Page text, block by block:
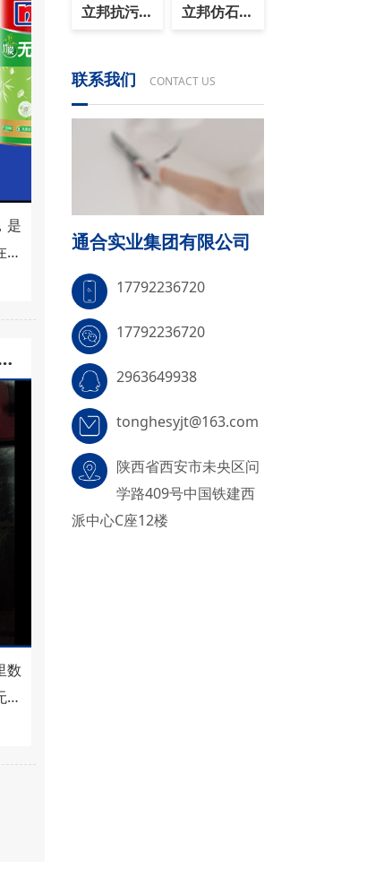
是
市
这
数
立邦抗污乳
果图之（上
海新虹桥国
立邦仿石漆
案例效果图
片之（滁州
联系我们 CONTACT US
通合实业集团有限公司
17792236720
17792236720
2963649938
tonghesyjt@163.com
陕西省西安市未央区问
学路409号中国铁建西
派中心C座12楼